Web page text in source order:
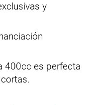
y
400cc es perfecta